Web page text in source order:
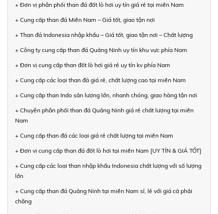
+ Đơn vị phân phối than đá đốt lò hơi uy tín giá rẻ tại miền Nam
+ Cung cấp than đá Miền Nam – Giá tốt, giao tận nơi
+ Than đá Indonesia nhập khẩu – Giá tốt, giao tận nơi – Chất lượng
+ Công ty cung cấp than đá Quảng Ninh uy tín khu vực phía Nam
+ Đơn vị cung cấp than đốt lò hơi giá rẻ uy tín kv phía Nam
+ Cung cấp các loại than đá giá rẻ, chất lượng cao tại miền Nam
+ Cung cấp than Indo sản lượng lớn, nhanh chóng, giao hàng tận nơi
+ Chuyên phân phối than đá Quảng Ninh giá rẻ chất lượng tại miền
Nam
+ Cung cấp than đá các loại giá rẻ chất lượng tại miền Nam
+ Đơn vị cung cấp than đá đốt lò hơi tại miền Nam [UY TÍN & GIÁ TỐT]
+ Cung cấp các loại than nhập khẩu Indonesia chất lượng với số lượng
lớn
+ Cung cấp than đá Quảng Ninh tại miền Nam sỉ, lẻ với giá cả phải
chăng